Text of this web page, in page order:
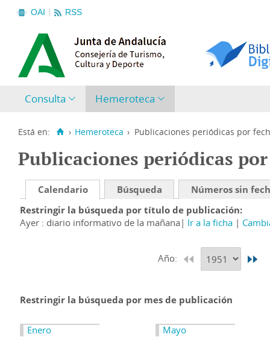
OAI RSS
Consulta Hemeroteca
Está en: › Hemeroteca › Publicaciones periódicas por
Publicaciones periódicas
Calendario Búsqueda
Números sin
Restringir la búsqueda por título de publicación
Ayer : diario informativo de la mañana
Ir a la ficha
Año:
Restringir la búsqueda por mes de publicación
Enero
Mayo